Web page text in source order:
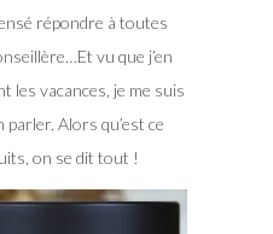
répondre à toutes
vu que j’en
les vacances, je me suis
parler. Alors qu’est ce
on se dit tout !